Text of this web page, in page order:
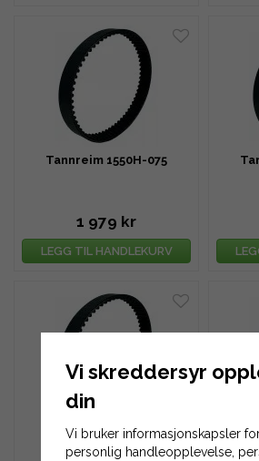
Tannreim 1550H-075
1 979 kr
LEGG TIL HANDLEKURV
Tannreim 1550H-125
Vi skreddersyr
din
Vi bruker informasjonskapsler
personlig handleopplevelse,